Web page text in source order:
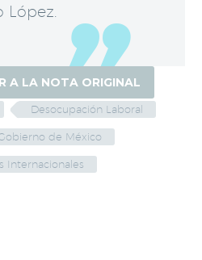
López.
A LA NOTA ORIGINAL
Desocupación Laboral
de México
Internacionales